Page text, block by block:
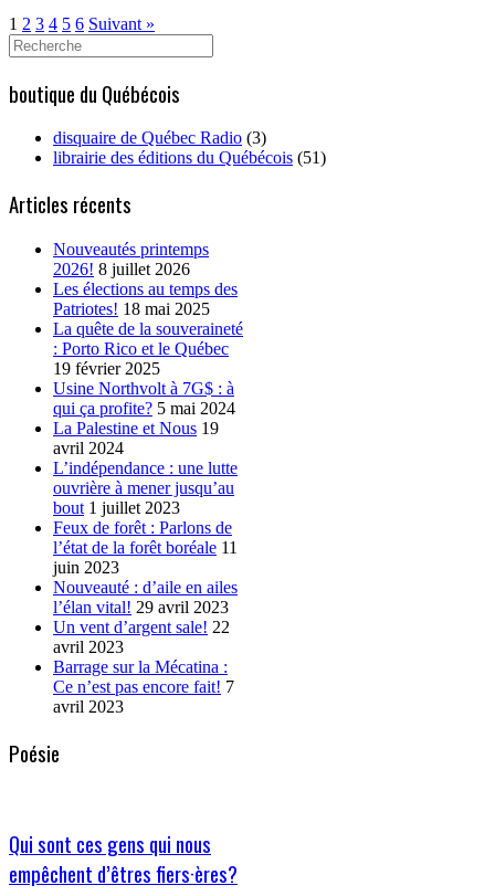
1 2 3 4 5 6 Suivant »
Search
for:
boutique du Québécois
disquaire de Québec Radio (3)
librairie des éditions du Québécois (51)
Articles récents
Nouveautés printemps
2026! 8 juillet 2026
Les élections au temps des
Patriotes! 18 mai 2025
La quête de la souveraineté
: Porto Rico et le Québec
19 février 2025
Usine Northvolt à 7G$ : à
qui ça profite? 5 mai 2024
La Palestine et Nous 19
avril 2024
L’indépendance : une lutte
ouvrière à mener jusqu’au
bout 1 juillet 2023
Feux de forêt : Parlons de
l’état de la forêt boréale 11
juin 2023
Nouveauté : d’aile en ailes
l’élan vital! 29 avril 2023
Un vent d’argent sale! 22
avril 2023
Barrage sur la Mécatina :
Ce n’est pas encore fait! 7
avril 2023
Poésie
Qui sont ces gens qui nous
empêchent d’êtres fiers·ères?